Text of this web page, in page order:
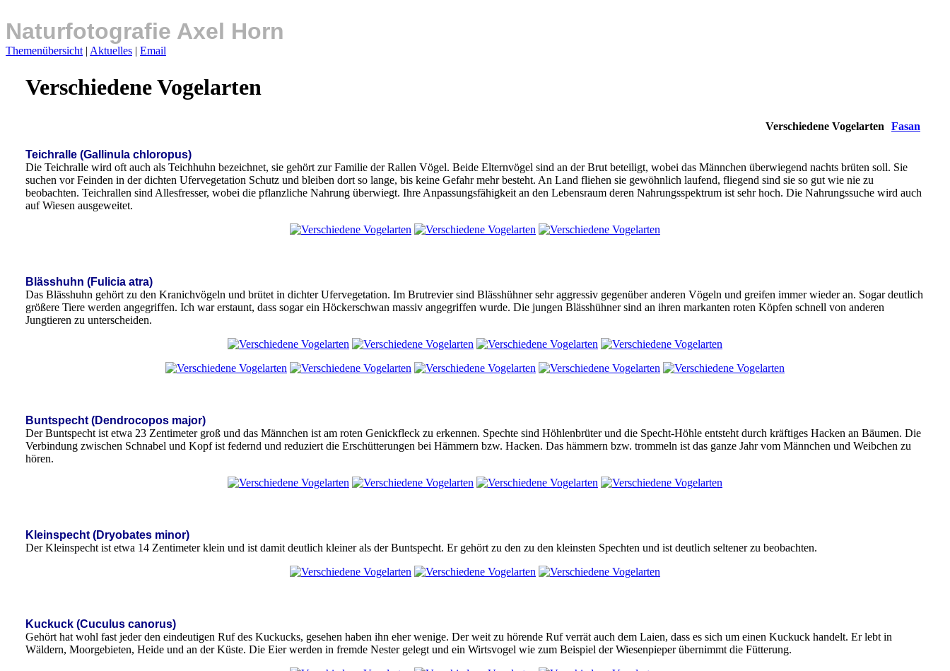
Naturfotografie Axel Horn
Themenübersicht | Aktuelles | Email
Verschiedene Vogelarten
Verschiedene Vogelarten Fasan
Teichralle (Gallinula chloropus)
Die Teichralle wird oft auch als Teichhuhn bezeichnet, sie gehört zur Familie der Rallen Vögel. Beide Elternvögel sind an der Brut beteiligt, wobei das Männchen überwiegend nachts brüten soll. Sie
suchen vor Feinden in der dichten Ufervegetation Schutz und bleiben dort so lange, bis keine Gefahr mehr besteht. An Land fliehen sie gewöhnlich laufend, fliegend sind sie so gut wie nie zu
beobachten. Teichrallen sind Allesfresser, wobei die pflanzliche Nahrung überwiegt. Ihre Anpassungsfähigkeit an den Lebensraum deren Nahrungsspektrum ist sehr hoch. Die Nahrungssuche wird auch
auf Wiesen ausgeweitet.
Blässhuhn (Fulicia atra)
Das Blässhuhn gehört zu den Kranichvögeln und brütet in dichter Ufervegetation. Im Brutrevier sind Blässhühner sehr aggressiv gegenüber anderen Vögeln und greifen immer wieder an. Sogar deutlich
größere Tiere werden angegriffen. Ich war erstaunt, dass sogar ein Höckerschwan massiv angegriffen wurde. Die jungen Blässhühner sind an ihren markanten roten Köpfen schnell von anderen
Jungtieren zu unterscheiden.
Buntspecht (Dendrocopos major)
Der Buntspecht ist etwa 23 Zentimeter groß und das Männchen ist am roten Genickfleck zu erkennen. Spechte sind Höhlenbrüter und die Specht-Höhle entsteht durch kräftiges Hacken an Bäumen. Die
Verbindung zwischen Schnabel und Kopf ist federnd und reduziert die Erschütterungen bei Hämmern bzw. Hacken. Das hämmern bzw. trommeln ist das ganze Jahr vom Männchen und Weibchen zu
hören.
Kleinspecht (Dryobates minor)
Der Kleinspecht ist etwa 14 Zentimeter klein und ist damit deutlich kleiner als der Buntspecht. Er gehört zu den zu den kleinsten Spechten und ist deutlich seltener zu beobachten.
Kuckuck (Cuculus canorus)
Gehört hat wohl fast jeder den eindeutigen Ruf des Kuckucks, gesehen haben ihn eher wenige. Der weit zu hörende Ruf verrät auch dem Laien, dass es sich um einen Kuckuck handelt. Er lebt in
Wäldern, Moorgebieten, Heide und an der Küste. Die Eier werden in fremde Nester gelegt und ein Wirtsvogel wie zum Beispiel der Wiesenpieper übernimmt die Fütterung.